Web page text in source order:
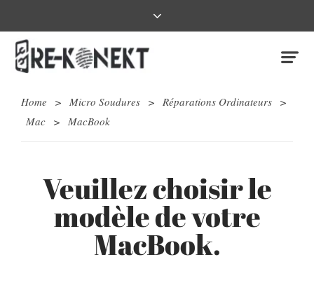
Home > Micro Soudures > Réparations Ordinateurs >
Mac > MacBook
Veuillez choisir le
modèle de votre
MacBook.